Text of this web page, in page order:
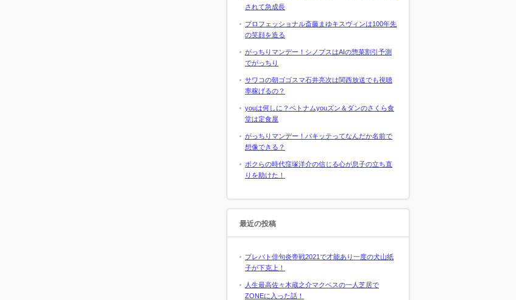
されて急成長
プロフェッショナル斎藤まゆキスヴィンは100年先
の笑顔を造る
がっちりマンデー！シノプスはAIの惣菜割引予測
でがっちり
サワコの朝ゴゴスマ石井亮次は関西放送でも視聴
率稼げるの？
youは何しに？ベトナムyouズン＆ダンのさくら食
堂は定食屋
がっちりマンデー！パキッテってなんだか名前で
想像できる？
ボクらの時代窪塚洋介の信じる心が息子の立ち直
りを助けた！
最近の投稿
プレバト俳句炎帝戦2021で才能あり一度の犬山紙
子が下克上！
人生最高佐々木蔵之介マクベスの一人芝居で
ZONEに入った話！